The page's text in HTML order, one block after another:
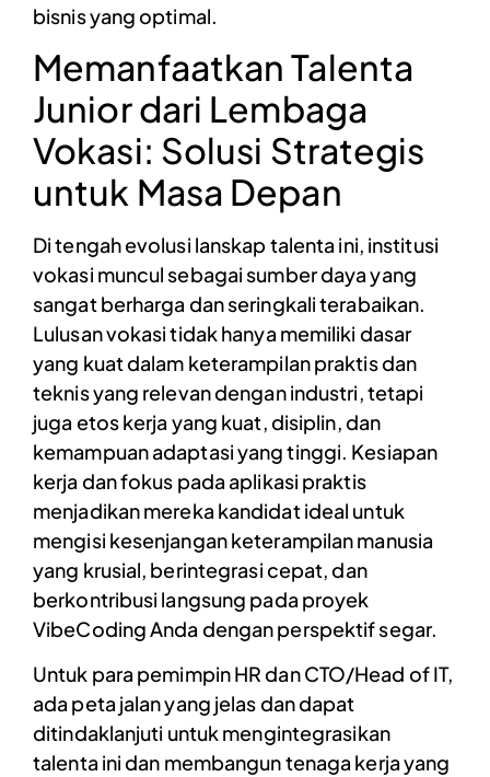
bisnis yang optimal.
Memanfaatkan Talenta
Junior dari Lembaga
Vokasi: Solusi Strategis
untuk Masa Depan
Di tengah evolusi lanskap talenta ini, institusi
vokasi muncul sebagai sumber daya yang
sangat berharga dan seringkali terabaikan.
Lulusan vokasi tidak hanya memiliki dasar
yang kuat dalam keterampilan praktis dan
teknis yang relevan dengan industri, tetapi
juga etos kerja yang kuat, disiplin, dan
kemampuan adaptasi yang tinggi. Kesiapan
kerja dan fokus pada aplikasi praktis
menjadikan mereka kandidat ideal untuk
mengisi kesenjangan keterampilan manusia
yang krusial, berintegrasi cepat, dan
berkontribusi langsung pada proyek
VibeCoding Anda dengan perspektif segar.
Untuk para pemimpin HR dan CTO/Head of IT,
ada peta jalan yang jelas dan dapat
ditindaklanjuti untuk mengintegrasikan
talenta ini dan membangun tenaga kerja yang